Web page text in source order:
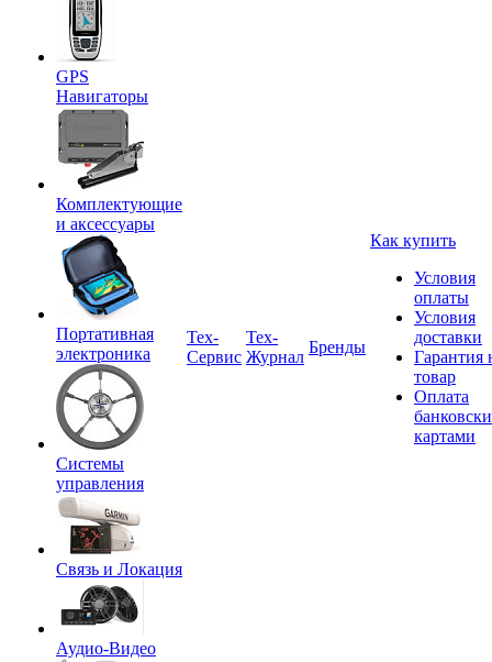
GPS
Навигаторы
Комплектующие
и аксессуары
Портативная
электроника
Системы
управления
Связь и Локация
Аудио-Видео
Tex-
Сервис
Тех-
Журнал
Бренды
Как купить
Условия
оплаты
Условия
доставки
Гарантия
товар
Оплата
картами